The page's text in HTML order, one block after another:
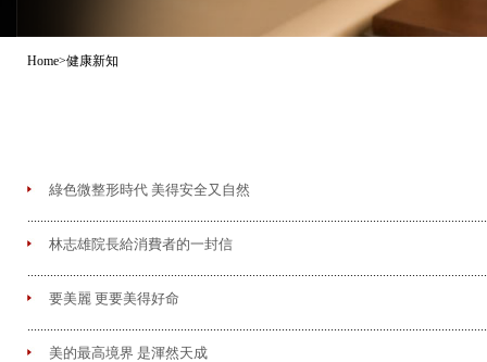
Home>健康新知
綠色微整形時代 美得安全又自然
林志雄院長給消費者的一封信
要美麗 更要美得好命
美的最高境界 是渾然天成